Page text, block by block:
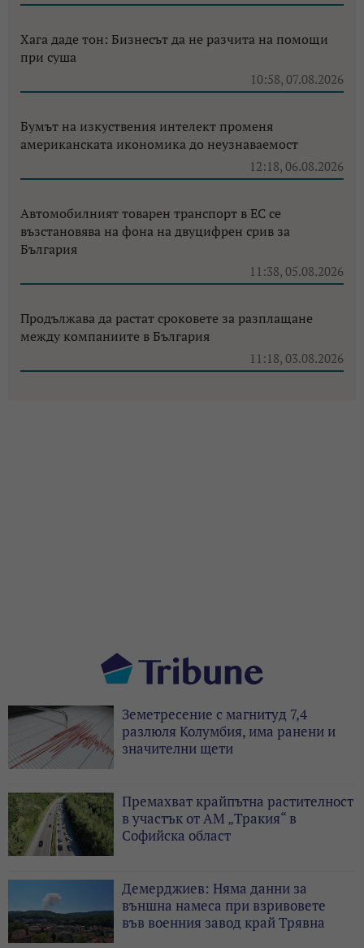
Хага даде тон: Бизнесът да не разчита на помощи
при суша
10:58, 07.08.2026
Бумът на изкуствения интелект променя
американската икономика до неузнаваемост
12:18, 06.08.2026
Автомобилният товарен транспорт в ЕС се
възстановява на фона на двуцифрен срив за
България
11:38, 05.08.2026
Продължава да растат сроковете за разплащане
между компаниите в България
11:18, 03.08.2026
Земетресение с магнитуд 7,4
разлюля Колумбия, има ранени и
значителни щети
Премахват крайпътна растителност
в участък от АМ „Тракия“ в
Софийска област
Демерджиев: Няма данни за
външна намеса при взривовете
във военния завод край Трявна